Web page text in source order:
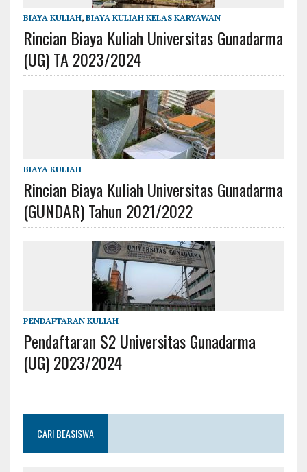
BIAYA KULIAH, BIAYA KULIAH KELAS KARYAWAN
Rincian Biaya Kuliah Universitas Gunadarma
(UG) TA 2023/2024
BIAYA KULIAH
Rincian Biaya Kuliah Universitas Gunadarma
(GUNDAR) Tahun 2021/2022
PENDAFTARAN KULIAH
Pendaftaran S2 Universitas Gunadarma
(UG) 2023/2024
CARI BEASISWA